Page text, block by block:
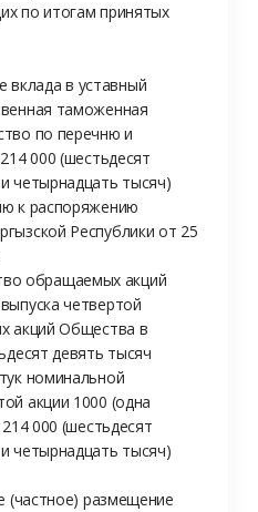
по итогам принятых
таможенная
по перечню и
000 (шестьдесят
четырнадцать тысяч)
к распоряжению
Республики от 25
четвертой
акций Общества в
девять тысяч
номинальной
акции 1000 (одна
000 (шестьдесят
четырнадцать тысяч)
(частное) размещение